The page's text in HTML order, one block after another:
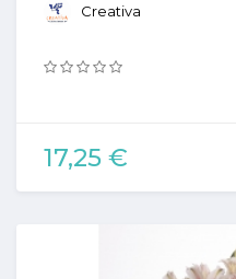
Creativa
17,25 €